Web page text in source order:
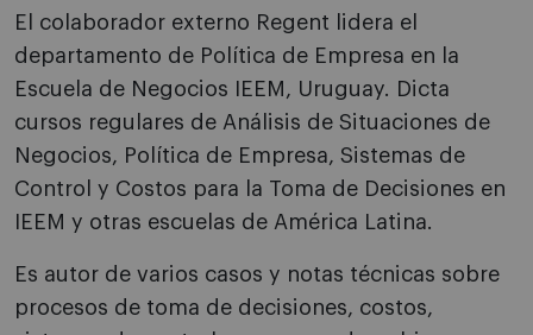
El colaborador externo Regent lidera el
departamento de Política de Empresa en la
Escuela de Negocios IEEM, Uruguay. Dicta
cursos regulares de Análisis de Situaciones de
Negocios, Política de Empresa, Sistemas de
Control y Costos para la Toma de Decisiones en
IEEM y otras escuelas de América Latina.
Es autor de varios casos y notas técnicas sobre
procesos de toma de decisiones, costos,